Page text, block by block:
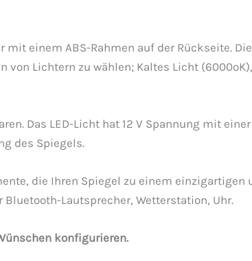
einem ABS-Rahmen auf der Rückseite.
von Lichtern zu wählen; Kaltes Licht
Das LED-Licht hat 12 V Spannung mit
des Spiegels.
die Ihren Spiegel zu einem einzigartigen
Lautsprecher, Wetterstation, Uhr.
konfigurieren.